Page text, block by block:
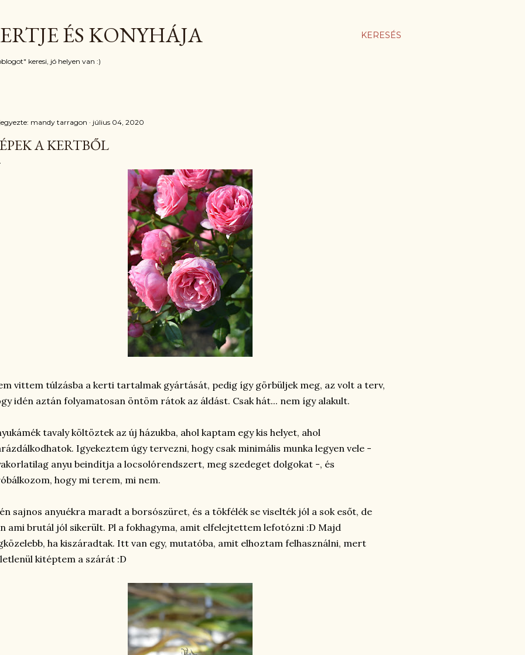
KERESÉS
ÉS KONYHÁJA
keresi, jó helyen van :)
mandy tarragon július 04, 2020
A KERTBŐL
vittem túlzásba a kerti tartalmak gyártását, pedig így görbüljek meg, az volt a terv,
idén aztán folyamatosan öntöm rátok az áldást. Csak hát... nem így alakult.
tavaly költöztek az új házukba, ahol kaptam egy kis helyet, ahol
Igyekeztem úgy tervezni, hogy csak minimális munka legyen vele -
anyu beindítja a locsolórendszert, meg szedeget dolgokat -, és
hogy mi terem, mi nem.
sajnos anyuékra maradt a borsószüret, és a tökfélék se viselték jól a sok esőt, de
ami brutál jól sikerült. Pl a fokhagyma, amit elfelejtettem lefotózni :D Majd
ha kiszáradtak. Itt van egy, mutatóba, amit elhoztam felhasználni, mert
kitéptem a szárát :D